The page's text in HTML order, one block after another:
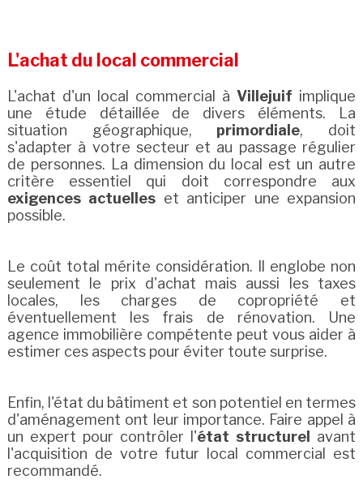
L'achat du local commercial
L'achat d'un local commercial àVillejuif implique
une étude détaillée de divers éléments. La
situation géographique, primordiale, doit
s'adapter à votre secteur et au passage régulier
de personnes. La dimension du local est un autre
critère essentiel qui doit correspondre aux
exigences actuelles et anticiper une expansion
possible.
Le coût total mérite considération. Il englobe non
seulement le prix d'achat mais aussi les taxes
locales, les charges de copropriété et
éventuellement les frais de rénovation. Une
agence immobilière compétente peut vous aider à
estimer ces aspects pour éviter toute surprise.
Enfin, l'état du bâtiment et son potentiel en termes
d'aménagement ont leur importance. Faire appel à
un expert pour contrôler l'état structurel
avant
l'acquisition de votre futur local commercial est
recommandé.